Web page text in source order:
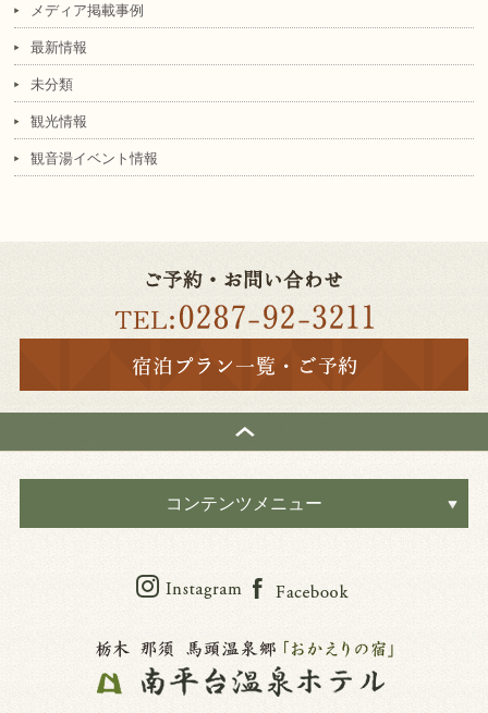
メディア掲載事例
最新情報
未分類
観光情報
観音湯イベント情報
コンテンツメニュー